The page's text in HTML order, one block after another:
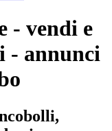
- vendi e
- annunci